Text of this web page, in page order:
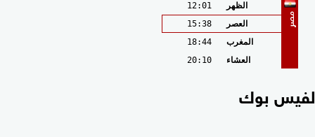
مصر
الظهر
12:01
العصر
15:38
المغرب
18:44
العشاء
20:10
بوك